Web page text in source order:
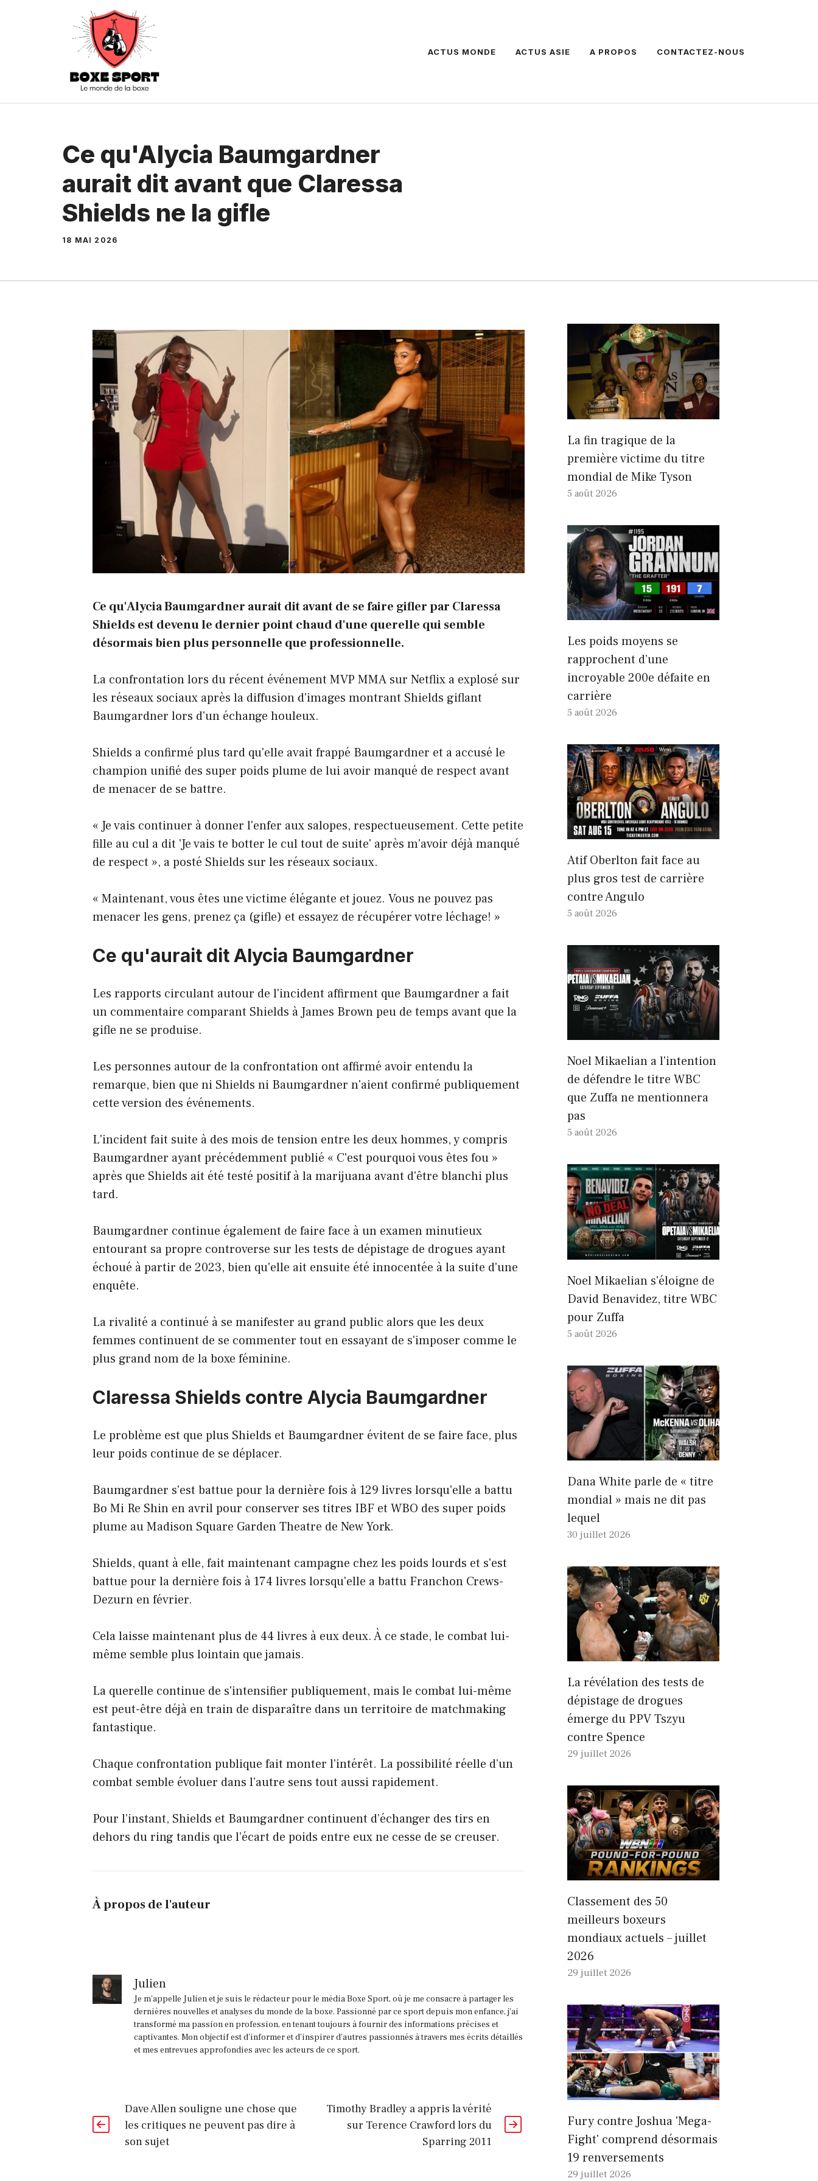
ACTUS MONDE ACTUS ASIE A PROPOS CONTACTEZ-NOUS
Ce qu'Alycia Baumgardner
aurait dit avant que Claressa
Shields ne la gifle
18 MAI 2026
Ce qu'Alycia Baumgardner aurait dit avant de se faire gifler par Claressa
Shields est devenu le dernier point chaud d'une querelle qui semble
désormais bien plus personnelle que professionnelle.
La confrontation lors du récent événement MVP MMA sur Netflix a explosé sur
les réseaux sociaux après la diffusion d'images montrant Shields giflant
Baumgardner lors d'un échange houleux.
Shields a confirmé plus tard qu'elle avait frappé Baumgardner et a accusé le
champion unifié des super poids plume de lui avoir manqué de respect avant
de menacer de se battre.
« Je vais continuer à donner l'enfer aux salopes, respectueusement. Cette petite
fille au cul a dit 'Je vais te botter le cul tout de suite' après m'avoir déjà manqué
de respect », a posté Shields sur les réseaux sociaux.
« Maintenant, vous êtes une victime élégante et jouez. Vous ne pouvez pas
menacer les gens, prenez ça (gifle) et essayez de récupérer votre léchage! »
Ce qu'aurait dit Alycia Baumgardner
Les rapports circulant autour de l'incident affirment que Baumgardner a fait
un commentaire comparant Shields à James Brown peu de temps avant que la
gifle ne se produise.
Les personnes autour de la confrontation ont affirmé avoir entendu la
remarque, bien que ni Shields ni Baumgardner n'aient confirmé publiquement
cette version des événements.
L'incident fait suite à des mois de tension entre les deux hommes, y compris
Baumgardner ayant précédemment publié « C'est pourquoi vous êtes fou »
après que Shields ait été testé positif à la marijuana avant d'être blanchi plus
tard.
Baumgardner continue également de faire face à un examen minutieux
entourant sa propre controverse sur les tests de dépistage de drogues ayant
échoué à partir de 2023, bien qu'elle ait ensuite été innocentée à la suite d'une
enquête.
La rivalité a continué à se manifester au grand public alors que les deux
femmes continuent de se commenter tout en essayant de s'imposer comme le
plus grand nom de la boxe féminine.
Claressa Shields contre Alycia Baumgardner
Le problème est que plus Shields et Baumgardner évitent de se faire face, plus
leur poids continue de se déplacer.
Baumgardner s'est battue pour la dernière fois à 129 livres lorsqu'elle a battu
Bo Mi Re Shin en avril pour conserver ses titres IBF et WBO des super poids
plume au Madison Square Garden Theatre de New York.
Shields, quant à elle, fait maintenant campagne chez les poids lourds et s'est
battue pour la dernière fois à 174 livres lorsqu'elle a battu Franchon Crews-
Dezurn en février.
Cela laisse maintenant plus de 44 livres à eux deux. À ce stade, le combat lui-
même semble plus lointain que jamais.
La querelle continue de s'intensifier publiquement, mais le combat lui-même
est peut-être déjà en train de disparaître dans un territoire de matchmaking
fantastique.
Chaque confrontation publique fait monter l’intérêt. La possibilité réelle d’un
combat semble évoluer dans l’autre sens tout aussi rapidement.
Pour l’instant, Shields et Baumgardner continuent d’échanger des tirs en
dehors du ring tandis que l’écart de poids entre eux ne cesse de se creuser.
À propos de l'auteur
Julien
Je m'appelle Julien et je suis le rédacteur pour le média Boxe Sport, où je me consacre à partager les
dernières nouvelles et analyses du monde de la boxe. Passionné par ce sport depuis mon enfance, j'ai
transformé ma passion en profession, en tenant toujours à fournir des informations précises et
captivantes. Mon objectif est d'informer et d'inspirer d'autres passionnés à travers mes écrits détaillés
et mes entrevues approfondies avec les acteurs de ce sport.
Dave Allen souligne une chose que
les critiques ne peuvent pas dire à
son sujet
Timothy Bradley a appris la vérité
sur Terence Crawford lors du
Sparring 2011
La fin tragique de la
première victime du titre
mondial de Mike Tyson
5 août 2026
Les poids moyens se
rapprochent d’une
incroyable 200e défaite en
carrière
5 août 2026
Atif Oberlton fait face au
plus gros test de carrière
contre Angulo
5 août 2026
Noel Mikaelian a l'intention
de défendre le titre WBC
que Zuffa ne mentionnera
pas
5 août 2026
Noel Mikaelian s'éloigne de
David Benavidez, titre WBC
pour Zuffa
5 août 2026
Dana White parle de « titre
mondial » mais ne dit pas
lequel
30 juillet 2026
La révélation des tests de
dépistage de drogues
émerge du PPV Tszyu
contre Spence
29 juillet 2026
Classement des 50
meilleurs boxeurs
mondiaux actuels – juillet
2026
29 juillet 2026
Fury contre Joshua 'Mega-
Fight' comprend désormais
19 renversements
29 juillet 2026